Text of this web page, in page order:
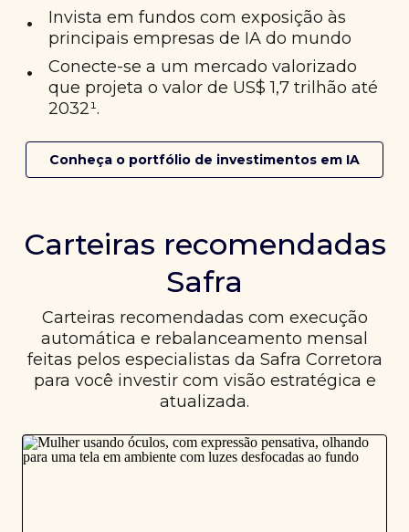
•
Invista em fundos com exposição às
principais empresas de IA do mundo
•
Conecte-se a um mercado valorizado
que projeta o valor de US$ 1,7 trilhão até
2032¹.
Conheça o portfólio de investimentos em IA
Carteiras recomendadas
Safra
Carteiras recomendadas com execução
automática e rebalanceamento mensal
feitas pelos especialistas da Safra Corretora
para você investir com visão estratégica e
atualizada.